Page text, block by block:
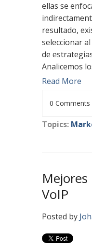
ellas se
resultado,
seleccionar
de
Analicemos
Read More
0 Comments
Topics:
VoIP
Posted by